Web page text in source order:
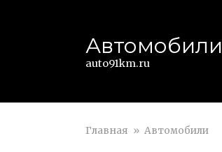
Автомобили
auto91km.ru
Главная » Автомобили